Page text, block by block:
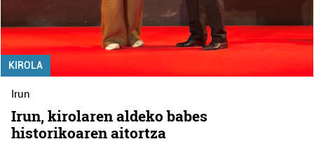
KIROLA
Irun
Irun, kirolaren aldeko babes
historikoaren aitortza